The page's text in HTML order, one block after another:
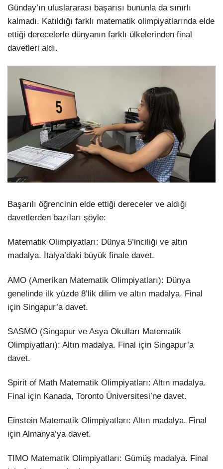
Günday’ın uluslararası başarısı bununla da sınırlı
kalmadı. Katıldığı farklı matematik olimpiyatlarında elde
ettiği derecelerle dünyanın farklı ülkelerinden final
davetleri aldı.
Başarılı öğrencinin elde ettiği dereceler ve aldığı
davetlerden bazıları şöyle:
Matematik Olimpiyatları: Dünya 5’inciliği ve altın
madalya. İtalya’daki büyük finale davet.
AMO (Amerikan Matematik Olimpiyatları): Dünya
genelinde ilk yüzde 8’lik dilim ve altın madalya. Final
için Singapur’a davet.
SASMO (Singapur ve Asya Okulları Matematik
Olimpiyatları): Altın madalya. Final için Singapur’a
davet.
Spirit of Math Matematik Olimpiyatları: Altın madalya.
Final için Kanada, Toronto Üniversitesi’ne davet.
Einstein Matematik Olimpiyatları: Altın madalya. Final
için Almanya’ya davet.
TIMO Matematik Olimpiyatları: Gümüş madalya. Final